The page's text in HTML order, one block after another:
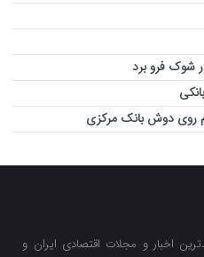
شوک فرو برد
اخبار و مجلات اقتصادی ایران و